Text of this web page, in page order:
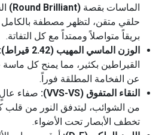
الماسات بقصة (Round Brilliant)
حلقي متقن، لتظهر مصطفة بالكامل
بريقاً متواصلاً وممتداً مع كل التفاتة.
الوزن الماسي المهيب (2.42 قيراط):
القيراطين بكثير، مما يمنح كل ماسة
عن الفخامة المطلقة فوراً.
النقاء المتفوق (VVS-VS):
صفاء عالٍ
من الشوائب، ليتدفق النور من
تخطف الأبصار تحت الأضواء.